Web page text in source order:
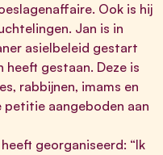
Ook is hij
Jan is in
asielbeleid gestart
gestaan. Deze is
rabbijnen, imams en
petitie aangeboden aan
georganiseerd: “Ik